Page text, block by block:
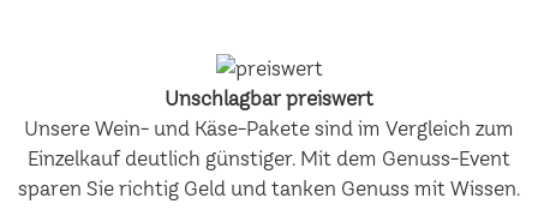
Unschlagbar preiswert
Unsere Wein- und Käse-Pakete sind im Vergleich zum
Einzelkauf deutlich günstiger. Mit dem Genuss-Event
sparen Sie richtig Geld und tanken Genuss mit Wissen.